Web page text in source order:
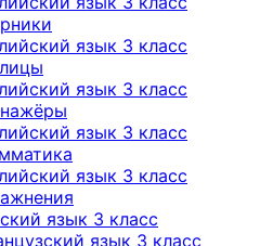
язык 3 класс
язык 3 класс
язык 3 класс
язык 3 класс
язык 3 класс
язык 3 класс